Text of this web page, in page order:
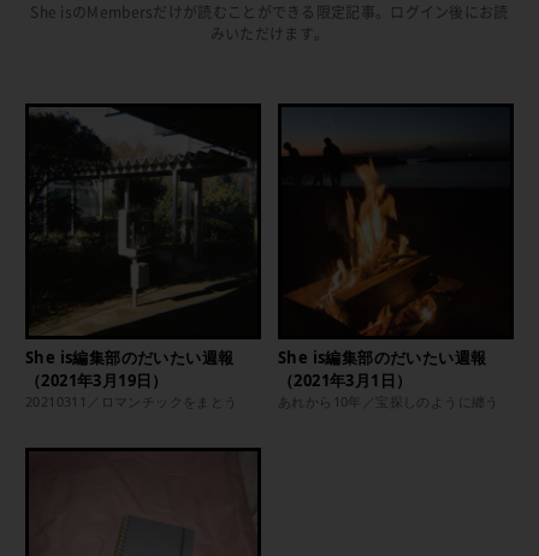
She isのMembersだけが読むことができる限定記事。ログイン後にお読
みいただけます。
She is編集部のだいたい週報
（2021年3月19日）
20210311／ロマンチックをまとう
She is編集部のだいたい週報
（2021年3月1日）
あれから10年／宝探しのように纏う